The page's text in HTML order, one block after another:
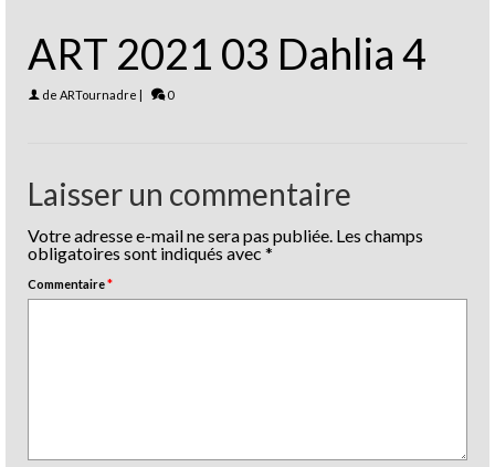
ART 2021 03 Dahlia 4
de ARTournadre | 0
Laisser un commentaire
Votre adresse e-mail ne sera pas publiée. Les champs
obligatoires sont indiqués avec *
Commentaire*